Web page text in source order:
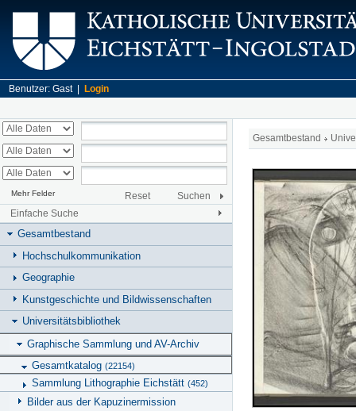
Benutzer: Gast | Login
Mehr Felder Reset
Suchen
Einfache Suche
Gesamtbestand
Hochschulkommunikation
Geographie
Kunstgeschichte und Bildwissenschaften
Universitätsbibliothek
Graphische Sammlung und AV-Archiv
Gesamtkatalog (22154)
Sammlung Lithographie Eichstätt (452)
Bilder aus der Kapuzinermission
Gesamtbestand